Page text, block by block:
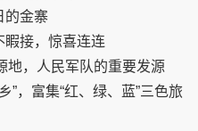
的金寨
睱接，惊喜连连
地， 人民军队的重要发源
”，富集“红、绿、蓝”三色旅